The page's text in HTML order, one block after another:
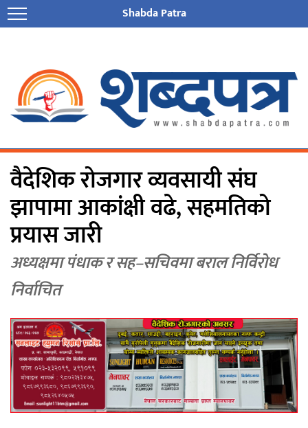
Shabda Patra
वैदेशिक रोजगार व्यवसायी संघ
झापामा आकांक्षी वढे, सहमतिको
प्रयास जारी
अध्यक्षमा पंधाक र सह–सचिवमा बराल निर्विरोध
निर्वाचित